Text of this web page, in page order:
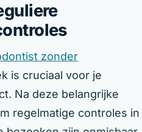
zonder
is cruciaal voor je
Na deze belangrijke
regelmatige controles in